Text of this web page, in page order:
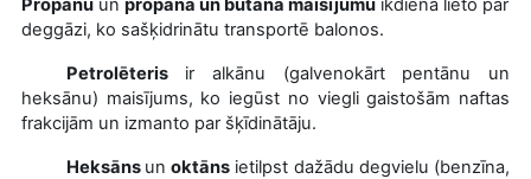
Propānu un propāna un butāna maisījumu ikdienā lieto par
deggāzi, ko sašķidrinātu transportē balonos.
Petrolēterisir alkānu (galvenokārt pentānu un
heksānu) maisījums, ko iegūst no viegli gaistošām naftas
frakcijām un izmanto par šķīdinātāju.
Heksāns unoktāns ietilpst dažādu degvielu (benzīna,